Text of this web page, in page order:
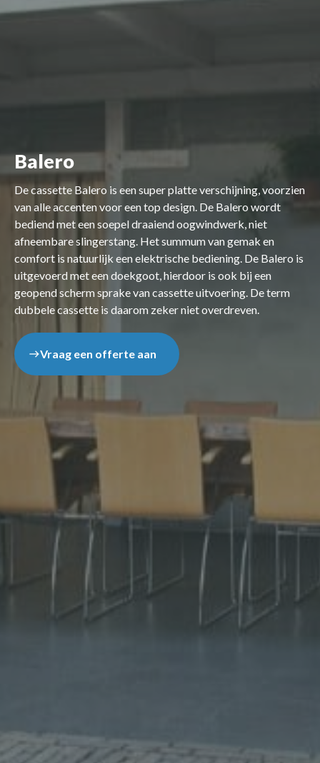
Balero
De cassette Balero is een super platte verschijning, voorzien
van alle accenten voor een top design. De Balero wordt
bediend met een soepel draaiend oogwindwerk, niet
afneembare slingerstang. Het summum van gemak en
comfort is natuurlijk een elektrische bediening. De Balero is
uitgevoerd met een doekgoot, hierdoor is ook bij een
geopend scherm sprake van cassette uitvoering. De term
dubbele cassette is daarom zeker niet overdreven.
eastVraag een offerte aan